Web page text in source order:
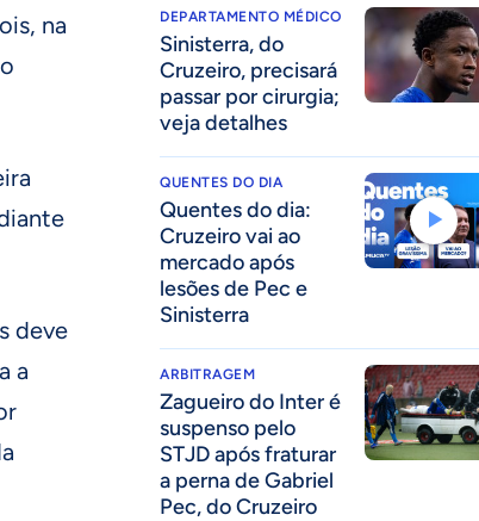
na
deve
a
DEPARTAMENTO MÉDICO
Sinisterra, do
Cruzeiro, precisará
passar por cirurgia;
veja detalhes
QUENTES DO DIA
Quentes do dia:
Cruzeiro vai ao
mercado após
lesões de Pec e
Sinisterra
ARBITRAGEM
Zagueiro do Inter é
suspenso pelo
STJD após fraturar
a perna de Gabriel
Pec, do Cruzeiro